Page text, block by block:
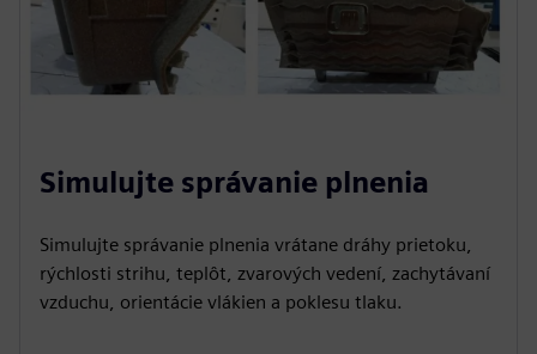
Simulujte správanie plnenia
Simulujte správanie plnenia vrátane dráhy prietoku,
rýchlosti strihu, teplôt, zvarových vedení, zachytávaní
vzduchu, orientácie vlákien a poklesu tlaku.